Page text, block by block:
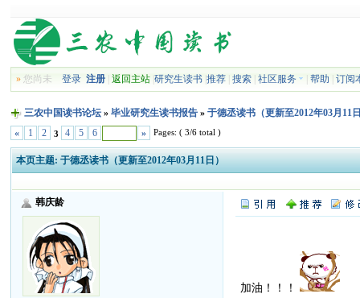
» 您尚未登录 注册 |返回主站 |研究生读书 |推荐 |搜索 |社区服务 |帮助 |订阅
三农中国读书论坛 »毕业研究生读书报告 »于德丞读书（更新至2012年03月11日
«
1 2 3 4 5 6 » Pages: ( 3/6 total )
本页主题: 于德丞读书（更新至2012年03月11日）
韩庆龄
加油！！！